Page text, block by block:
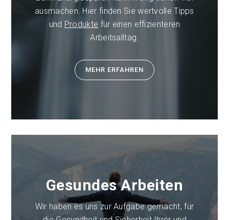
ausmachen. Hier finden Sie wertvolle Tipps
und Produkte für einen effizienteren
Arbeitsalltag.
MEHR ERFAHREN
Gesundes Arbeiten
Wir haben es uns zur Aufgabe gemacht, für